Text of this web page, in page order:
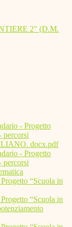
2" (D.M.
- Progetto
percorsi
docx.pdf
- Progetto
percorsi
“Scuola in
“Scuola in